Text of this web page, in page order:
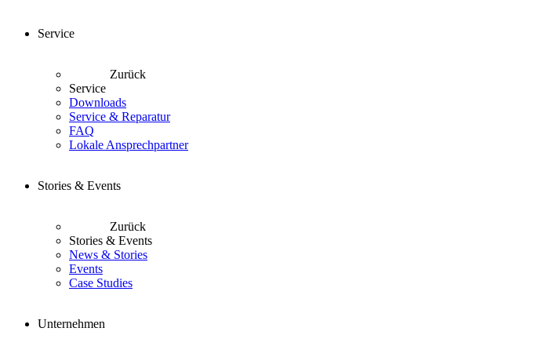
Service
Zurück
Service
Downloads
Service & Reparatur
FAQ
Lokale Ansprechpartner
Stories & Events
Zurück
Stories & Events
News & Stories
Events
Case Studies
Unternehmen